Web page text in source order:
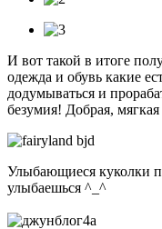
И вот такой в итоге
одежда и обувь какие
додумываться и
безумия! Добрая,
Улыбающиеся куколки
улыбаешься ^_^